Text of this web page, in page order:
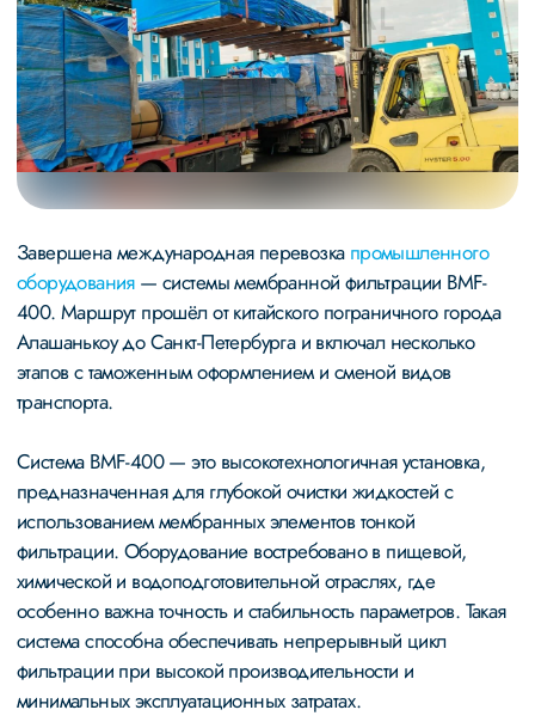
Завершена международная перевозка промышленного
оборудования— системы мембранной фильтрации BMF-
400. Маршрут прошёл от китайского пограничного города
Алашанькоу до Санкт-Петербурга и включал несколько
этапов с таможенным оформлением и сменой видов
транспорта.
Система BMF-400 — это высокотехнологичная установка,
предназначенная для глубокой очистки жидкостей с
использованием мембранных элементов тонкой
фильтрации. Оборудование востребовано в пищевой,
химической и водоподготовительной отраслях, где
особенно важна точность и стабильность параметров. Такая
система способна обеспечивать непрерывный цикл
фильтрации при высокой производительности и
минимальных эксплуатационных затратах.